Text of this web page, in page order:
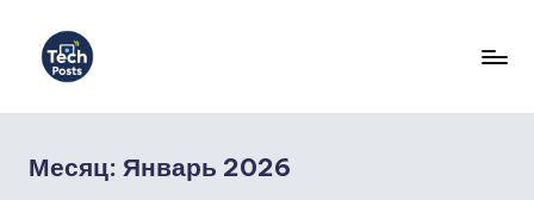
Перейти
c
Месяц: Январь 2026